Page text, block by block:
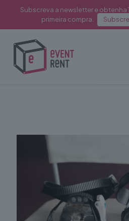
Subscreva a newsletter e
primeira compra.